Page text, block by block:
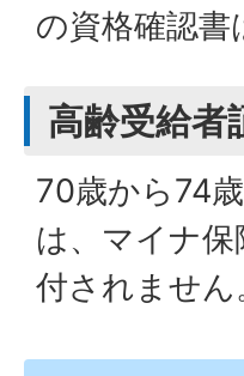
の資格確認
高齢受給者
70歳から74
は、マイナ
付されません